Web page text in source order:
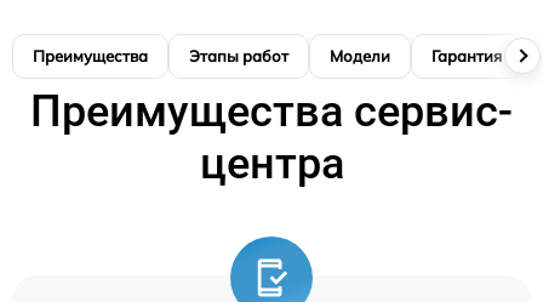
Преимущества Этапы работ Модели Гарантия
Преимущества сервис-
центра